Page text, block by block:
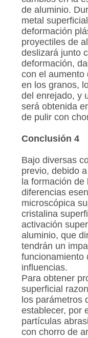
de aluminio.
metal
deformación
proyectiles de
deslizará junto
deformación,
con el aumento
en los granos,
del enrejado, y
será obtenida
de pulir con
Conclusión 4
Bajo diversas
previo, debido
la formación
diferencias
microscópica
cristalina
activación
aluminio, que
tendrán un
funcionamiento
influencias.
Para obtener
superficial
los parámetros
establecer, por
partículas
con chorro de